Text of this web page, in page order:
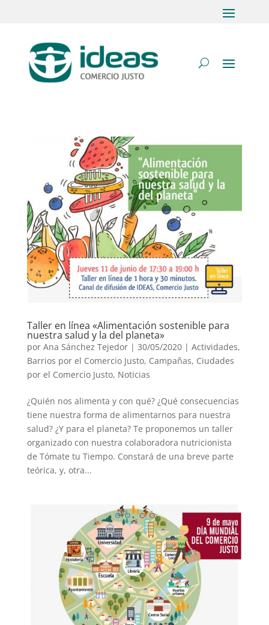
Taller en línea «Alimentación sostenible para
nuestra salud y la del planeta»
por Ana Sánchez Tejedor| 30/05/2020 | Actividades,
Barrios por el Comercio Justo, Campañas, Ciudades
por el Comercio Justo, Noticias
¿Quién nos alimenta y con qué? ¿Qué consecuencias
tiene nuestra forma de alimentarnos para nuestra
salud? ¿Y para el planeta? Te proponemos un taller
organizado con nuestra colaboradora nutricionista
de Tómate tu Tiempo. Constará de una breve parte
teórica, y, otra...